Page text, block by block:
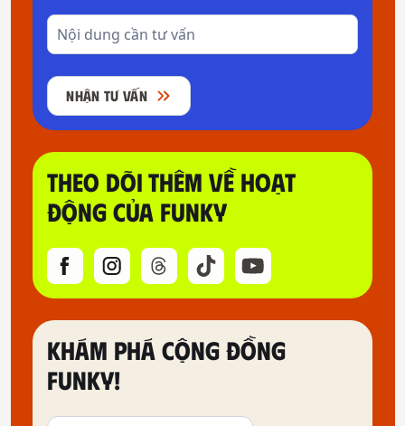
NHẬN TƯ VẤN
THEO DÕI THÊM VỀ HOẠT
ĐỘNG CỦA FUNKY
KHÁM PHÁ CỘNG ĐỒNG
FUNKY!